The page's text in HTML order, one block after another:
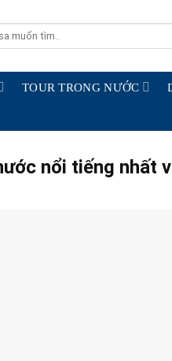
TOUR TRONG NƯỚC
nổi tiếng nhất